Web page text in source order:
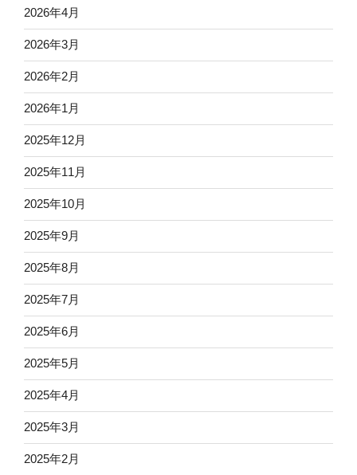
2026年4月
2026年3月
2026年2月
2026年1月
2025年12月
2025年11月
2025年10月
2025年9月
2025年8月
2025年7月
2025年6月
2025年5月
2025年4月
2025年3月
2025年2月